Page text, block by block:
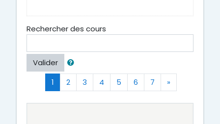
Rechercher des cours
Valider
1(actuel)
2 3 4 5 6 7 »Suivant